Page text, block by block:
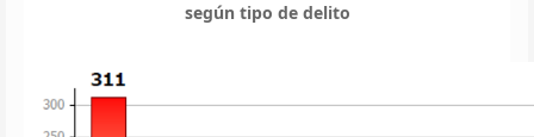
según tipo de delito